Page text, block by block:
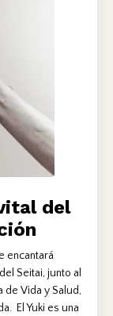
del
encantará
Seitai, junto al
de Vida y Salud,
El Yuki es una